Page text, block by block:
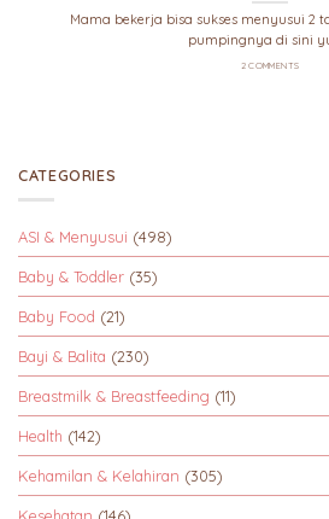
Mama bekerja bisa sukses menyusui 2
pumpingnya di sini
2 COMMENTS
CATEGORIES
ASI & Menyusui (498)
Baby & Toddler (35)
Baby Food (21)
Bayi & Balita (230)
Breastmilk & Breastfeeding (11)
Health (142)
Kehamilan & Kelahiran (305)
Kesehatan (146)